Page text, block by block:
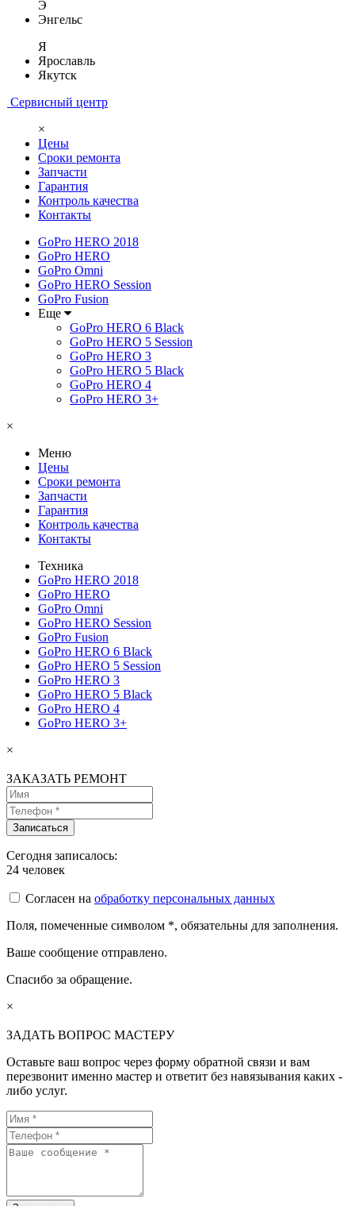
Э
Энгельс
Я
Ярославль
Якутск
Сервисный центр
×
Цены
Сроки ремонта
Запчасти
Гарантия
Контроль качества
Контакты
GoPro HERO 2018
GoPro HERO
GoPro Omni
GoPro HERO Session
GoPro Fusion
Еще
GoPro HERO 6 Black
GoPro HERO 5 Session
GoPro HERO 3
GoPro HERO 5 Black
GoPro HERO 4
GoPro HERO 3+
×
Меню
Цены
Сроки ремонта
Запчасти
Гарантия
Контроль качества
Контакты
Техника
GoPro HERO 2018
GoPro HERO
GoPro Omni
GoPro HERO Session
GoPro Fusion
GoPro HERO 6 Black
GoPro HERO 5 Session
GoPro HERO 3
GoPro HERO 5 Black
GoPro HERO 4
GoPro HERO 3+
×
ЗАКАЗАТЬ РЕМОНТ
Сегодня записалось:
24 человек
Согласен на обработку персональных данных
Поля, помеченные символом *, обязательны для заполнения.
Ваше сообщение отправлено.
Спасибо за обращение.
×
ЗАДАТЬ ВОПРОС МАСТЕРУ
Оставьте ваш вопрос через форму обратной связи и вам
перезвонит именно мастер и ответит без навязывания каких -
либо услуг.